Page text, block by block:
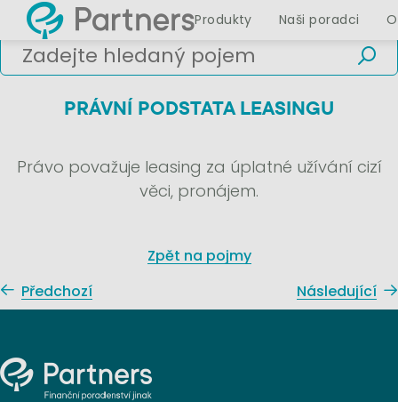
Produkty Naši poradci
PRÁVNÍ PODSTATA LEASINGU
Právo považuje leasing za úplatné užívání cizí
věci, pronájem.
Zpět na pojmy
Předchozí
Následující